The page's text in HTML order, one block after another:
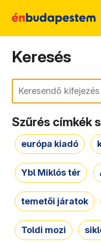
Keresés
Keresés
Szűrés címkék
európa kiadó
Ybl Miklós tér
temetői járatok
Toldi mozi